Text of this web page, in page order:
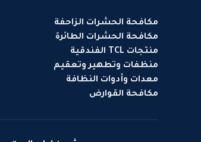
مكافحة الحشرات الزاحفة
مكافحة الحشرات الطائرة
منتجات TCL الفندقية
منظفات وتطهير وتعقيم
معدات وأدوات النظافة
مكافحة القوارض